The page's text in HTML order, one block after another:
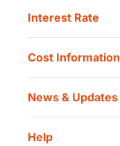
Interest Rate
Cost Information
News & Updates
Help